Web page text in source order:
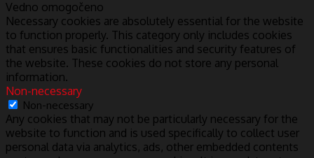
Vedno omogočeno
Necessary cookies are absolutely essential for the website
to function properly. This category only includes cookies
that ensures basic functionalities and security features of
the website. These cookies do not store any personal
information.
Non-necessary
Non-necessary
Any cookies that may not be particularly necessary for the
website to function and is used specifically to collect user
personal data via analytics, ads, other embedded contents